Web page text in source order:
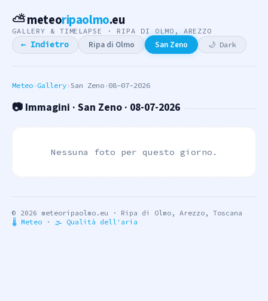
⛅ meteoripaolmo.eu
GALLERY & TIMELAPSE · RIPA DI OLMO, AREZZO
← Indietro Ripa di Olmo San Zeno 🌙 Dark
Meteo › Gallery ›San Zeno › 08-07-2026
📷 Immagini · San Zeno · 08-07-2026
Nessuna foto per questo giorno.
© 2026 meteoripaolmo.eu · Ripa di Olmo, Arezzo, Toscana
🌡 Meteo · 🌫 Qualità dell'aria